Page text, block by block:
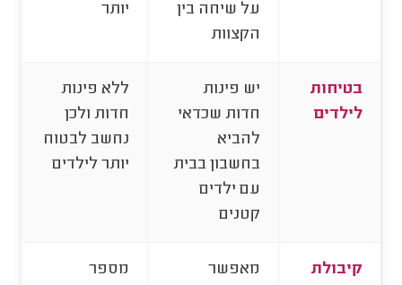
על שיחה בין
הקצוות
יותר
בטיחות
לילדים
יש פינות
חדות שכדאי
להביא
בחשבון בבית
עם ילדים
קטנים
ללא פינות
חדות ולכן
נחשב לבטוח
יותר לילדים
קיבולת
מאפשר
מספר